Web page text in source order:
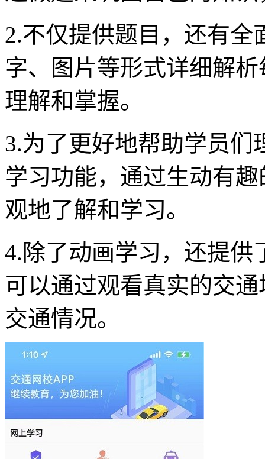
2.不仅提供题目，还有全
字、图片等形式详细解
理解和掌握。
3.为了更好地帮助学员
学习功能，通过生动有
观地了解和学习。
4.除了动画学习，还提供
可以通过观看真实的交
交通情况。